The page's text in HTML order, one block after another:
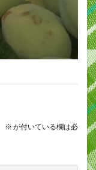
※ が付いている欄は必